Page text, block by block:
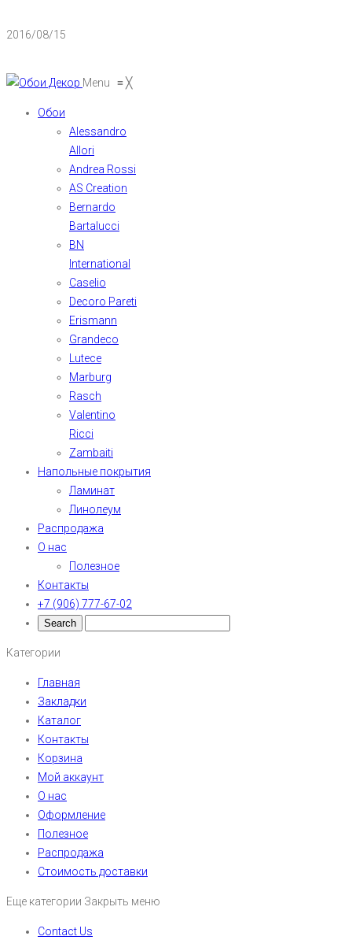
2016/08/15
Menu ≡╳
Обои
Alessandro
Allori
Andrea Rossi
AS Creation
Bernardo
Bartalucci
BN
International
Caselio
Decoro Pareti
Erismann
Grandeco
Lutece
Marburg
Rasch
Valentino
Ricci
Zambaiti
Напольные покрытия
Ламинат
Линолеум
Распродажа
О нас
Полезное
Контакты
+7 (906) 777-67-02
Категории
Главная
Закладки
Каталог
Контакты
Корзина
Мой аккаунт
О нас
Оформление
Полезное
Распродажа
Стоимость доставки
Еще категории Закрыть меню
Contact Us